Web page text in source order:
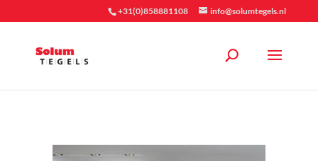
+31(0)858881108 info@solumtegels.nl